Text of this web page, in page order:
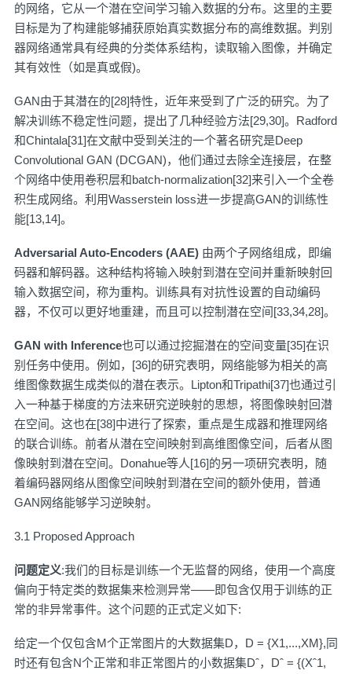
的网络，它从一个潜在空间学习输入数据的分布。这里的主要
目标是为了构建能够捕获原始真实数据分布的高维数据。判别
器网络通常具有经典的分类体系结构，读取输入图像，并确定
其有效性（如是真或假)。
GAN由于其潜在的[28]特性，近年来受到了广泛的研究。为了
解决训练不稳定性问题，提出了几种经验方法[29,30]。Radford
和Chintala[31]在文献中受到关注的一个著名研究是Deep
Convolutional GAN (DCGAN)，他们通过去除全连接层，在整
个网络中使用卷积层和batch-normalization[32]来引入一个全卷
积生成网络。利用Wasserstein loss进一步提高GAN的训练性
能[13,14]。
Adversarial Auto-Encoders (AAE) 由两个子网络组成，即编
码器和解码器。这种结构将输入映射到潜在空间并重新映射回
输入数据空间，称为重构。训练具有对抗性设置的自动编码
器，不仅可以更好地重建，而且可以控制潜在空间[33,34,28]。
GAN with Inference也可以通过挖掘潜在的空间变量[35]在识
别任务中使用。例如，[36]的研究表明，网络能够为相关的高
维图像数据生成类似的潜在表示。Lipton和Tripathi[37]也通过引
入一种基于梯度的方法来研究逆映射的思想，将图像映射回潜
在空间。这也在[38]中进行了探索，重点是生成器和推理网络
的联合训练。前者从潜在空间映射到高维图像空间，后者从图
像映射到潜在空间。Donahue等人[16]的另一项研究表明，随
着编码器网络从图像空间映射到潜在空间的额外使用，普通
GAN网络能够学习逆映射。
3.1 Proposed Approach
问题定义:我们的目标是训练一个无监督的网络，使用一个高度
偏向于特定类的数据集来检测异常——即包含仅用于训练的正
常的非异常事件。这个问题的正式定义如下:
给定一个仅包含M个正常图片的大数据集D，D = {X1,...,XM},同
时还有包含N个正常和非正常图片的小数据集Dˆ，Dˆ = {(Xˆ1,